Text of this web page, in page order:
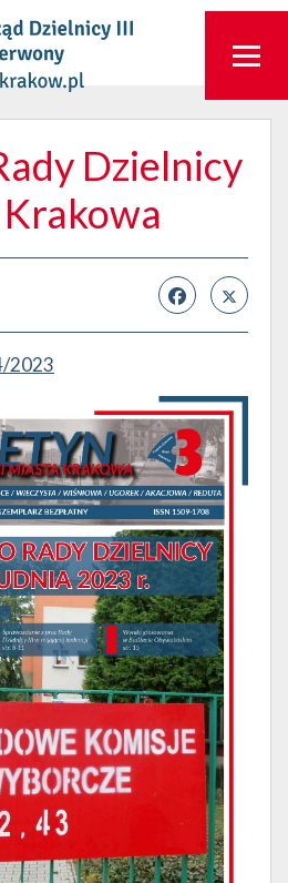
Dzielnicy
2023